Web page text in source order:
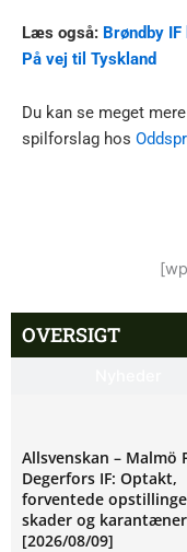
Læs også: Brøndby
På vej til Tyskland
Du kan se meget
spilforslag hos
OVERSIGT
Allsvenskan – Malmö
Degerfors IF: Optakt,
forventede
skader og karantæner
[2026/08/09]